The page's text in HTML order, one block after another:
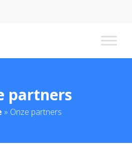
partners
» Onze partners